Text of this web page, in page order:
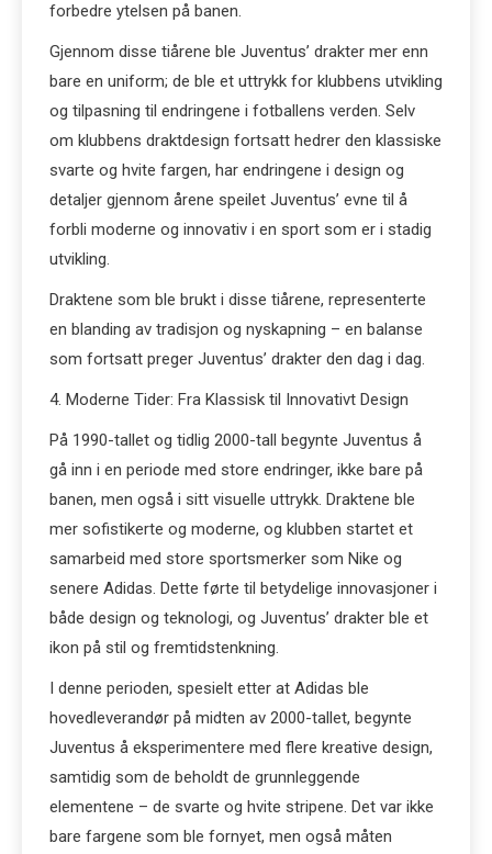
forbedre ytelsen på banen.
Gjennom disse tiårene ble Juventus’ drakter mer enn
bare en uniform; de ble et uttrykk for klubbens utvikling
og tilpasning til endringene i fotballens verden. Selv
om klubbens draktdesign fortsatt hedrer den klassiske
svarte og hvite fargen, har endringene i design og
detaljer gjennom årene speilet Juventus’ evne til å
forbli moderne og innovativ i en sport som er i stadig
utvikling.
Draktene som ble brukt i disse tiårene, representerte
en blanding av tradisjon og nyskapning – en balanse
som fortsatt preger Juventus’ drakter den dag i dag.
4. Moderne Tider: Fra Klassisk til Innovativt Design
På 1990-tallet og tidlig 2000-tall begynte Juventus å
gå inn i en periode med store endringer, ikke bare på
banen, men også i sitt visuelle uttrykk. Draktene ble
mer sofistikerte og moderne, og klubben startet et
samarbeid med store sportsmerker som Nike og
senere Adidas. Dette førte til betydelige innovasjoner i
både design og teknologi, og Juventus’ drakter ble et
ikon på stil og fremtidstenkning.
I denne perioden, spesielt etter at Adidas ble
hovedleverandør på midten av 2000-tallet, begynte
Juventus å eksperimentere med flere kreative design,
samtidig som de beholdt de grunnleggende
elementene – de svarte og hvite stripene. Det var ikke
bare fargene som ble fornyet, men også måten